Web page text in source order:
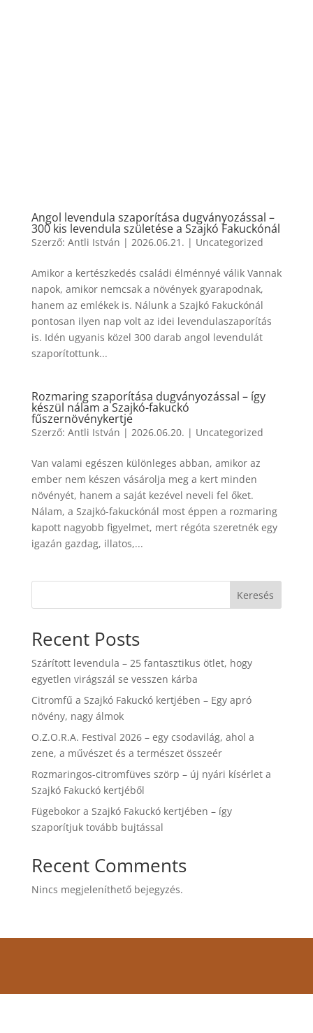
Angol levendula szaporítása dugványozással –
300 kis levendula születése a Szajkó Fakuckónál
Szerző: Antli István | 2026.06.21. | Uncategorized
Amikor a kertészkedés családi élménnyé válik Vannak
napok, amikor nemcsak a növények gyarapodnak,
hanem az emlékek is. Nálunk a Szajkó Fakuckónál
pontosan ilyen nap volt az idei levendulaszaporítás
is. Idén ugyanis közel 300 darab angol levendulát
szaporítottunk...
Rozmaring szaporítása dugványozással – így
készül nálam a Szajkó-fakuckó
fűszernövénykertje
Szerző: Antli István | 2026.06.20. | Uncategorized
Van valami egészen különleges abban, amikor az
ember nem készen vásárolja meg a kert minden
növényét, hanem a saját kezével neveli fel őket.
Nálam, a Szajkó-fakuckónál most éppen a rozmaring
kapott nagyobb figyelmet, mert régóta szeretnék egy
igazán gazdag, illatos,...
Keresés
Recent Posts
Szárított levendula – 25 fantasztikus ötlet, hogy
egyetlen virágszál se vesszen kárba
Citromfű a Szajkó Fakuckó kertjében – Egy apró
növény, nagy álmok
O.Z.O.R.A. Festival 2026 – egy csodavilág, ahol a
zene, a művészet és a természet összeér
Rozmaringos-citromfüves szörp – új nyári kísérlet a
Szajkó Fakuckó kertjéből
Fügebokor a Szajkó Fakuckó kertjében – így
szaporítjuk tovább bujtással
Recent Comments
Nincs megjeleníthető bejegyzés.